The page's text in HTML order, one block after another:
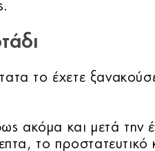
το έχετε
ακόμα και μετά την
το προστατευτικό